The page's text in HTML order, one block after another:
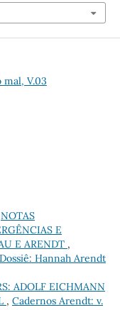
mal, V.03
NOTAS
E
E ARENDT ,
Hannah Arendt
ADOLF EICHMANN
, Cadernos Arendt: v.